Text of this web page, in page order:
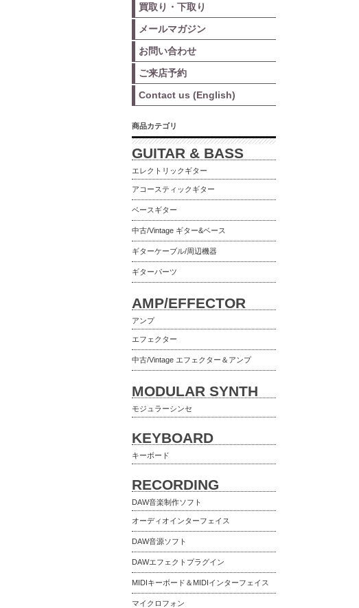
買取り・下取り
メールマガジン
お問い合わせ
ご来店予約
Contact us (English)
商品カテゴリ
GUITAR & BASS
エレクトリックギター
アコースティックギター
ベースギター
中古/Vintage ギター&ベース
ギターケーブル/周辺機器
ギターパーツ
AMP/EFFECTOR
アンプ
エフェクター
中古/Vintage エフェクター＆アンプ
MODULAR SYNTH
モジュラーシンセ
KEYBOARD
キーボード
RECORDING
DAW音楽制作ソフト
オーディオインターフェイス
DAW音源ソフト
DAWエフェクトプラグイン
MIDIキーボード＆MIDIインターフェイス
マイクロフォン